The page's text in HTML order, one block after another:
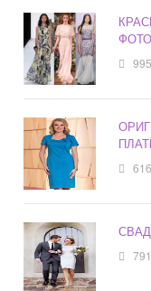
ФОТО